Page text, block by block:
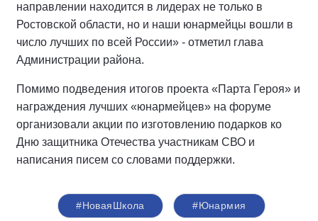
направлении находится в лидерах не только в
Ростовской области, но и наши юнармейцы вошли в
число лучших по всей России» - отметил глава
Администрации района.
Помимо подведения итогов проекта «Парта Героя» и
награждения лучших «юнармейцев» на форуме
организовали акции по изготовлению подарков ко
Дню защитника Отечества участникам СВО и
написания писем со словами поддержки.
#НоваяШкола #Юнармия